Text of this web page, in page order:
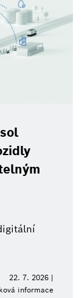
22. 7. 2026 |
informace